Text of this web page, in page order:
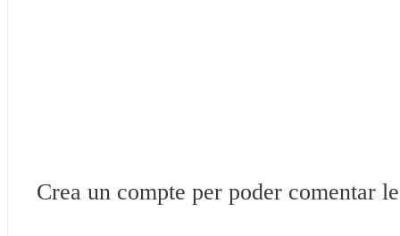
Crea un compte per poder comentar